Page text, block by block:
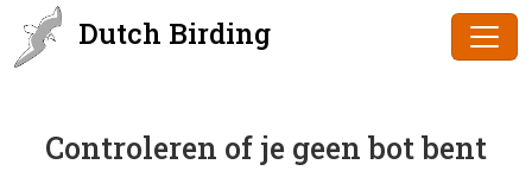
Dutch Birding
Controleren of je geen bot bent